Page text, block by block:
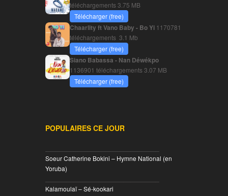
téléchargements3.75 MB
Télécharger (free)
Chaarlity ft Vano Baby - Bo Yi 1170781
téléchargements 3.1 Mb
Télécharger (free)
Siano Babassa - Nan Déwékpo
1136901 téléchargements3.07 MB
Télécharger (free)
POPULAIRES CE JOUR
Soeur Catherine Bokini – Hymne National (en
Yoruba)
Kalamoulaï – Sé-kookari